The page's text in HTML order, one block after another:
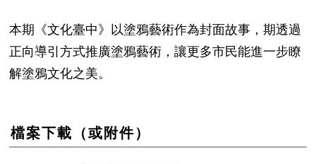
本期《文化臺中》以塗鴉藝術作為封面故事，期透過
正向導引方式推廣塗鴉藝術，讓更多市民能進一步瞭
解塗鴉文化之美。
檔案下載（或附件）